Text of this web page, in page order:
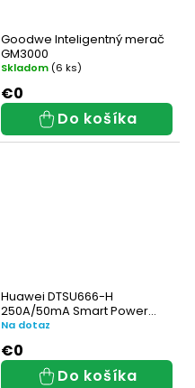
Goodwe Inteligentný merač
GM3000
Skladom (6 ks)
€0
Do košíka
Huawei DTSU666-H
250A/50mA Smart Power
Sensor
Na dotaz
€0
Do košíka